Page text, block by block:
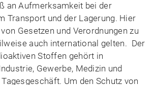
an Aufmerksamkeit bei der
Transport und der Lagerung. Hier
Gesetzen und Verordnungen zu
auch international gelten. Der
Stoffen gehört in
Gewerbe, Medizin und
Um den Schutz von